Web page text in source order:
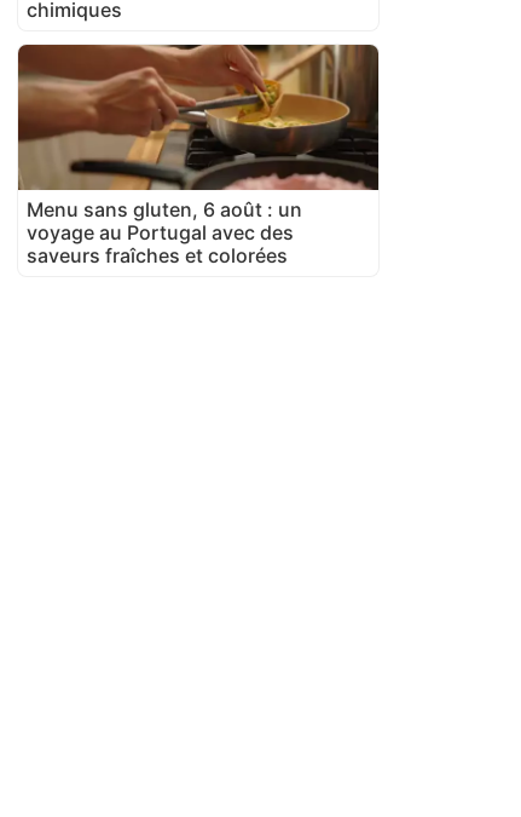
chimiques
Menu sans gluten, 6 août : un
voyage au Portugal avec des
saveurs fraîches et colorées